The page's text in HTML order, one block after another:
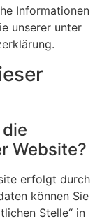
Informationen
unserer unter
Website?
erfolgt durch
können Sie
Stelle“ in